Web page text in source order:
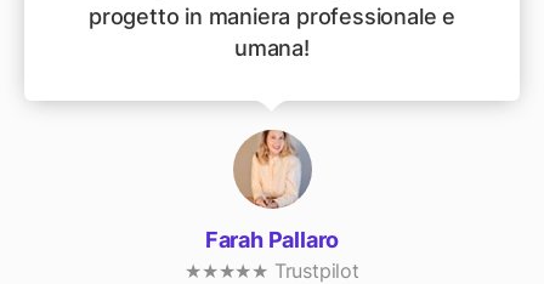
progetto in maniera professionale e
umana!
Farah Pallaro
★★★★★ Trustpilot